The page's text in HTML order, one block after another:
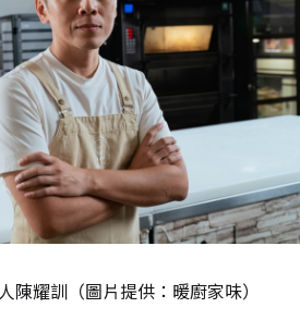
陳耀訓（圖片提供：暖廚家味）